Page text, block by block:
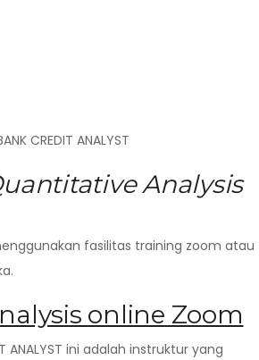
CREDIT ANALYST
Analysis
menggunakan fasilitas training zoom atau
online Zoom
ANALYST ini adalah instruktur yang